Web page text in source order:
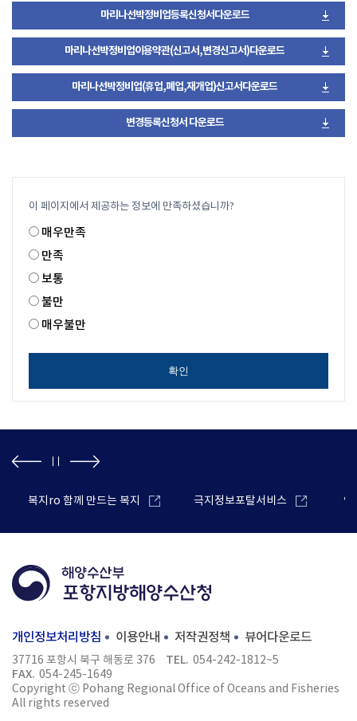
마리나선박정비업등록신청서다운로드
마리나선박정비업이용약관(신고서,변경신고서)다운로드
마리나선박정비업(휴업,폐업,재개업)신고서다운로드
변경등록신청서 다운로드
이 페이지에서 제공하는 정보에 만족하셨습니까?
매우만족
만족
보통
불만
매우불만
확인
복지ro 함께 만드는 복지 극지정보포탈서비스 안
개인정보처리방침 이용안내 저작권정책 뷰어다운로드
37716 포항시 북구 해동로 376 TEL. 054-242-1812~5
FAX. 054-245-1649
Copyright ⓒ Pohang Regional Office of Oceans and Fisheries
All rights reserved